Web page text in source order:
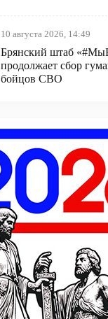
10 августа 2026, 14:49
Брянский штаб
продолжает сбор
бойцов СВО